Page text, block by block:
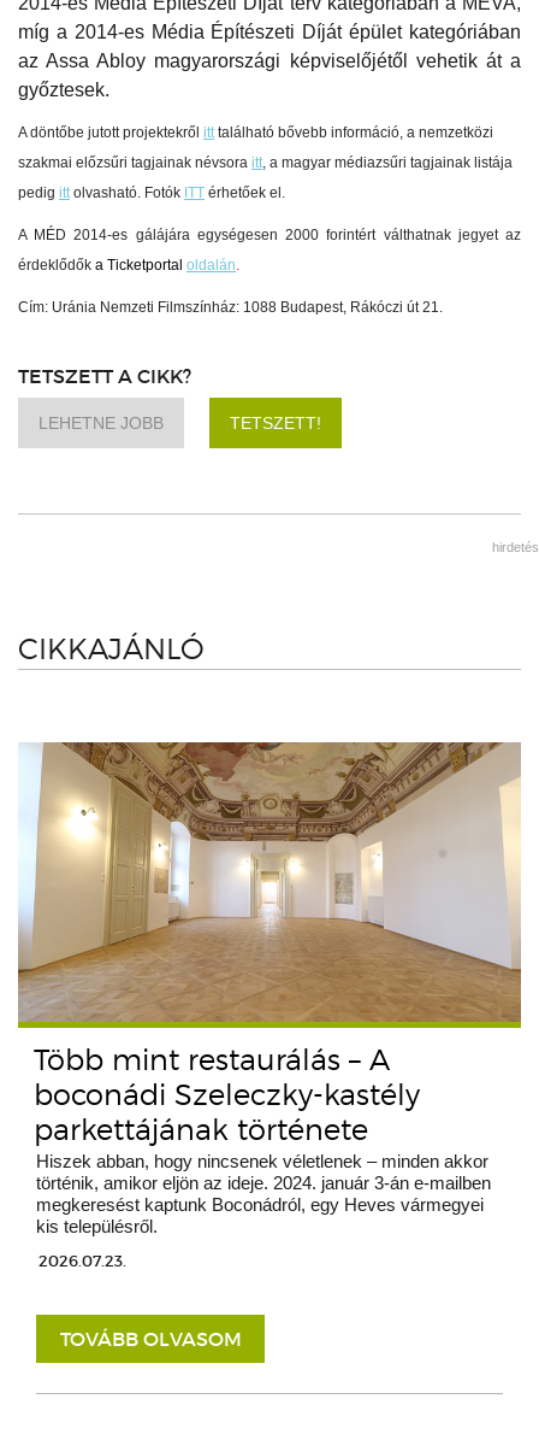
míg a 2014-es Média Építészeti Díját épület kategóriában
az Assa Abloy magyarországi képviselőjétől vehetik át a
győztesek.
A döntőbe jutott projektekről itt található bővebb információ, a nemzetközi
szakmai előzsűri tagjainak névsora itt , a magyar médiazsűri tagjainak listája
pedig itt olvasható. Fotók ITT érhetőek el.
A MÉD 2014-es gálájára egységesen 2000 forintért válthatnak jegyet az
érdeklődők a Ticketportal oldalán
Cím: Uránia Nemzeti Filmszínház: 1088 Budapest, Rákóczi út 21.
TETSZETT A CIKK?
LEHETNE JOBB TETSZETT!
hirdetés
CIKKAJÁNLÓ
Több mint restaurálás – A
boconádi Szeleczky-kastély
parkettájának története
Hiszek abban, hogy nincsenek véletlenek – minden akkor
történik, amikor eljön az ideje. 2024. január 3-án e-mailben
megkeresést kaptunk Boconádról, egy Heves vármegyei
kis településről.
2026.07.23.
TOVÁBB OLVASOM